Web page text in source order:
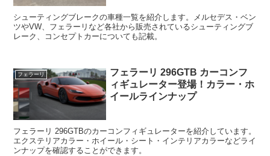
シューティングブレークの車種一覧を紹介します。メルセデス・ベン
ツやVW、フェラーリなど各社から販売されているシューティングブ
レーク、コンセプトカーについても記載。
フェラーリ
フェラーリ 296GTB カーコンフ
ィギュレーター登場！カラー・ホ
イールラインナップ
フェラーリ 296GTBのカーコンフィギュレーターを紹介しています。
エクステリアカラー・ホイール・シート・インテリアカラーなどライ
ンナップを確認することができます。